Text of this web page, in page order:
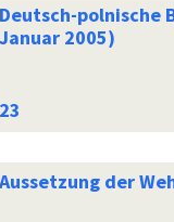
Deutsch-polnische
Januar 2005)
Aussetzung der